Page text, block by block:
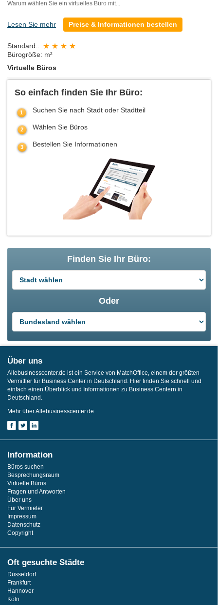
Warum wählen Sie ein virtuelles Büro mit...
Lesen Sie mehr Preise & Informationen bestellen
Standard::
Bürogröße: m²
Virtuelle Büros
So einfach finden Sie Ihr Büro:
Suchen Sie nach Stadt oder Stadtteil
Wählen Sie Büros
Bestellen Sie Informationen
Finden Sie Ihr Büro:
Oder
Über uns
Allebusinesscenter.de ist ein Service von MatchOffice, einem der größten
Vermittler für Business Center in Deutschland. Hier finden Sie schnell und
einfach einen Überblick und Informationen zu Business Centern in
Deutschland.
Mehr über Allebusinesscenter.de
Information
Büros suchen
Besprechungsraum
Virtuelle Büros
Fragen und Antworten
Über uns
Für Vermieter
Impressum
Datenschutz
Copyright
Oft gesuchte Städte
Düsseldorf
Frankfurt
Hannover
Köln